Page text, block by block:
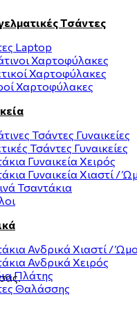
Τσάντες
Laptop
Χαρτοφύλακες
Χαρτοφύλακες
Χαρτοφύλακες
Τσάντες Γυναικείες
Τσάντες Γυναικείες
Γυναικεία Χειρός
Γυναικεία Χιαστί /
Τσαντάκια
Ανδρικά Χιαστί /
Ανδρικά Χειρός
Πλάτης
Θαλάσσης